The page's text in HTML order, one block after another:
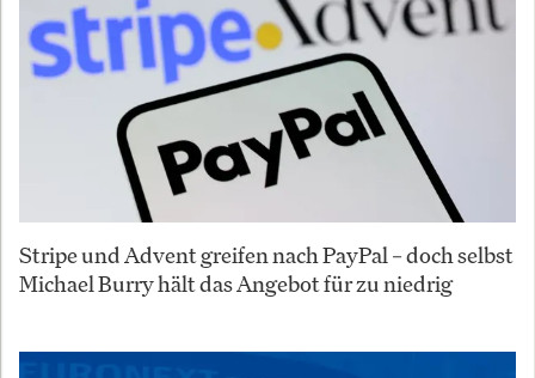
Stripe und Advent greifen nach PayPal – doch selbst
Michael Burry hält das Angebot für zu niedrig